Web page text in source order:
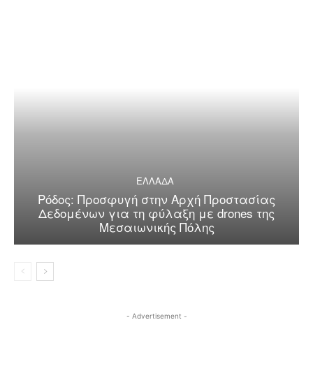
ΕΛΛΑΔΑ
Ρόδος: Προσφυγή στην Αρχή Προστασίας
Δεδομένων για τη φύλαξη με drones της
Μεσαιωνικής Πόλης
- Advertisement -